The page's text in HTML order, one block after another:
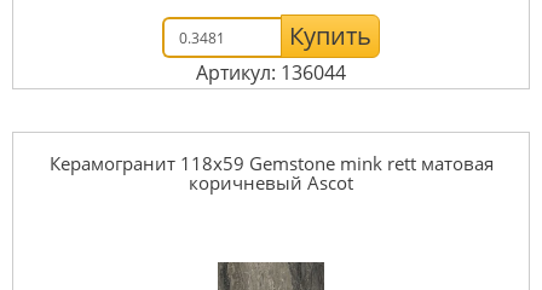
Купить
Артикул: 136044
Керамогранит 118x59 Gemstone mink rett матовая
коричневый Ascot